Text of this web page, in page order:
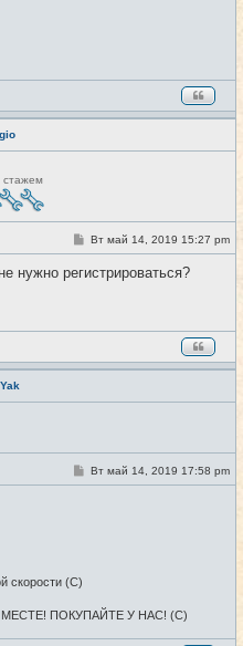
стажем
#6
С
о
б
и
Вт май 14, 2019 15:27 pm
нужно регистрироваться?
#7
С
о
Вт май 14, 2019 17:58 pm
скорости (С)
ПОКУПАЙТЕ У НАС! (С)